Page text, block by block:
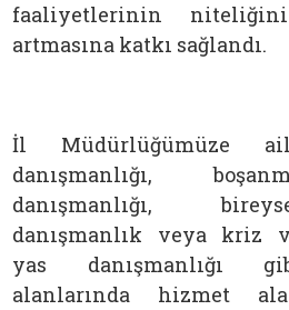
faaliyetlerinin
artmasına katkı sağlandı.
İl Müdürlüğümüze
danışmanlığı,
danışmanlığı,
danışmanlık veya kriz
yas danışmanlığı
alanlarında hizmet